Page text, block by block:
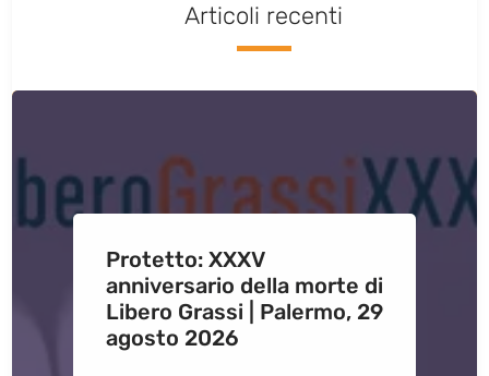
Articoli recenti
Protetto: XXXV
anniversario della morte di
Libero Grassi | Palermo, 29
agosto 2026